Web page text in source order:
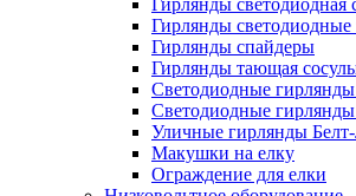
Гирлянды светодиодная
Гирлянды светодиодные
Гирлянды спайдеры
Гирлянды тающая
Светодиодные
Светодиодные
Уличные гирлянды
Макушки на елку
Ограждение для елки